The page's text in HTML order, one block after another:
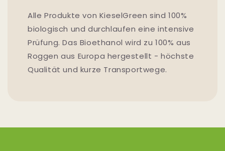
Alle Produkte von KieselGreen sind 100%
biologisch und durchlaufen eine intensive
Prüfung. Das Bioethanol wird zu 100% aus
Roggen aus Europa hergestellt - höchste
Qualität und kurze Transportwege.